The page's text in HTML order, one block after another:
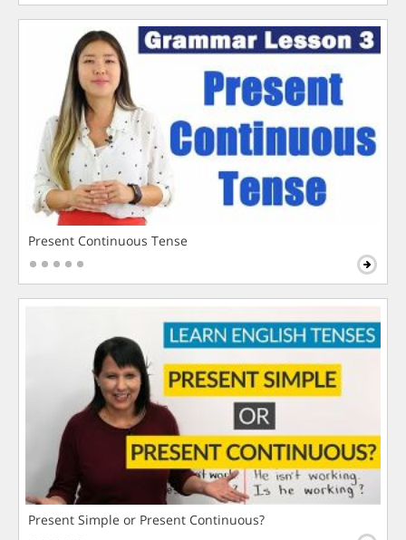
Present Continuous Tense
Present Simple or Present Continuous?